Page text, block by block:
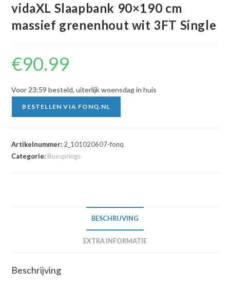
vidaXL Slaapbank 90×190 cm
massief grenenhout wit 3FT Single
€90.99
Voor 23:59 besteld, uiterlijk woensdag in huis
BESTELLEN VIA FONQ.NL
Artikelnummer: 2_101020607-fonq
Categorie: Boxsprings
BESCHRIJVING
EXTRA INFORMATIE
Beschrijving